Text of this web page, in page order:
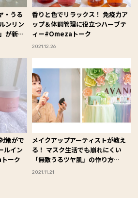
・うる
ンリン
が新コ
ル！
香りと色でリラックス！ 免疫力ア
ップ＆体調管理に役立つハーブテ
ィー#Omezaトーク
2021.12.26
策がで
ルイン
ーク
メイクアップアーティストが教え
る！ マスク生活でも崩れにくい
「無敵うるツヤ肌」の作り方
#Omezaトーク
2021.11.21